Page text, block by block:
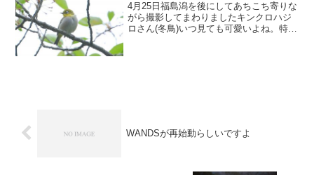
4月25日福島潟を後にしてあちこち寄りな
がら撮影してまわりましたキンクロハジ
ロさん(冬鳥)いつ見ても可愛いよね。特に
WANDSが再始動らしいですよ